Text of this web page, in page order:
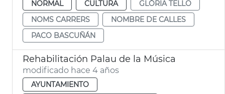
NORMAL
CULTURA
GLÒRIA TELLO
NOMS CARRERS
NOMBRE DE CALLES
PACO BASCUÑÁN
Rehabilitación Palau de la Música
modificado hace 4 años
AYUNTAMIENTO